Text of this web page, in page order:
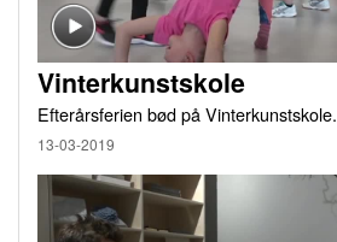
Vinterkunstskole
Efterårsferien bød på Vinterkunstskole.
13-03-2019